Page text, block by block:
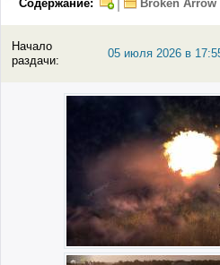
Содержание:
Broken
Начало
раздачи:
05 июля 2026 в